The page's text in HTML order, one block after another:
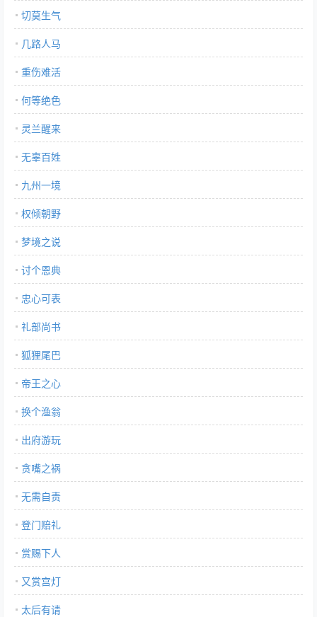
切莫生气
几路人马
重伤难活
何等绝色
灵兰醒来
无辜百姓
九州一境
权倾朝野
梦境之说
讨个恩典
忠心可表
礼部尚书
狐狸尾巴
帝王之心
换个渔翁
出府游玩
贪嘴之祸
无需自责
登门赔礼
赏赐下人
又赏宫灯
太后有请